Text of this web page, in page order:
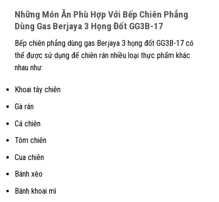
Những Món Ăn Phù Hợp Với Bếp Chiên Phẳng
Dùng Gas Berjaya 3 Họng Đốt GG3B-17
Bếp chiên phẳng dùng gas Berjaya 3 họng đốt GG3B-17 có
thể được sử dụng để chiên rán nhiều loại thực phẩm khác
nhau như:
Khoai tây chiên
Gà rán
Cá chiên
Tôm chiên
Cua chiên
Bánh xèo
Bánh khoai mì